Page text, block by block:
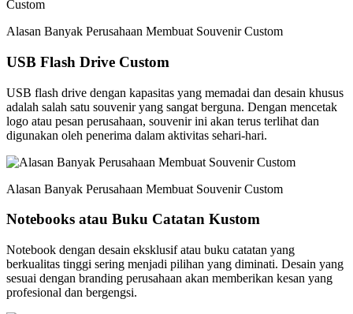
Alasan Banyak Perusahaan Membuat Souvenir Custom
USB Flash Drive Custom
USB flash drive dengan kapasitas yang memadai dan desain khusus
adalah salah satu souvenir yang sangat berguna. Dengan mencetak
logo atau pesan perusahaan, souvenir ini akan terus terlihat dan
digunakan oleh penerima dalam aktivitas sehari-hari.
Alasan Banyak Perusahaan Membuat Souvenir Custom
Notebooks atau Buku Catatan Kustom
Notebook dengan desain eksklusif atau buku catatan yang
berkualitas tinggi sering menjadi pilihan yang diminati. Desain yang
sesuai dengan branding perusahaan akan memberikan kesan yang
profesional dan bergengsi.